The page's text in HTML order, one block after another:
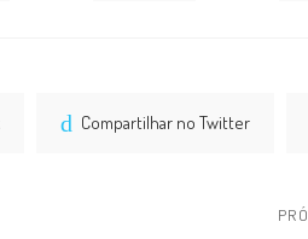
Compartilhar no Twitter